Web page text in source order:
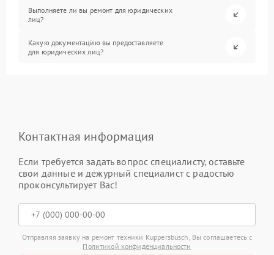
Выполняете ли вы ремонт для юридических
лиц?
Какую документацию вы предоставляете
для юридических лиц?
Контактная информация
Если требуется задать вопрос специалисту, оставьте
свои данные и дежурный специалист с радостью
проконсультирует Вас!
Отправляя заявку на ремонт техники Kuppersbusch, Вы соглашаетесь с
Политикой конфиденциальности